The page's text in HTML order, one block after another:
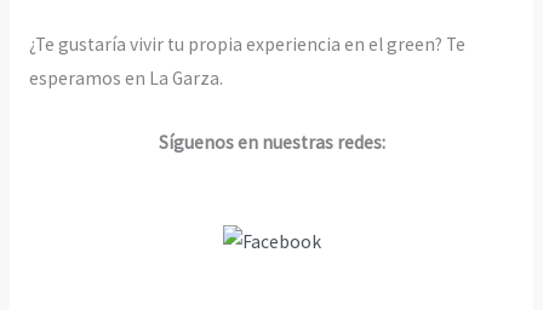
¿Te gustaría vivir tu propia experiencia en el green? Te
esperamos en La Garza.
Síguenos en nuestras redes: